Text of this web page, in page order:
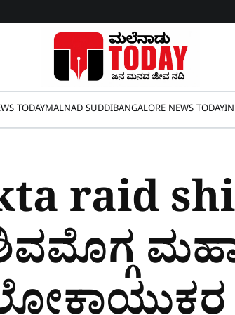
TODAYMALNAD SUDDIBANGALORE NEWS TODAY
raid